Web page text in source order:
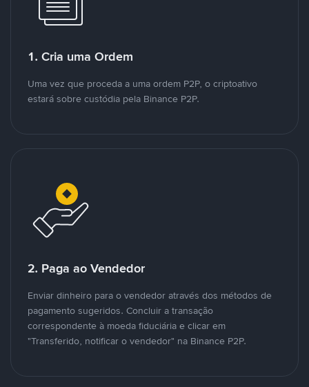
1. Cria uma Ordem
Uma vez que proceda a uma ordem P2P, o criptoativo
estará sobre custódia pela Binance P2P.
2. Paga ao Vendedor
Enviar dinheiro para o vendedor através dos métodos de
pagamento sugeridos. Concluir a transação
correspondente à moeda fiduciária e clicar em
"Transferido, notificar o vendedor" na Binance P2P.